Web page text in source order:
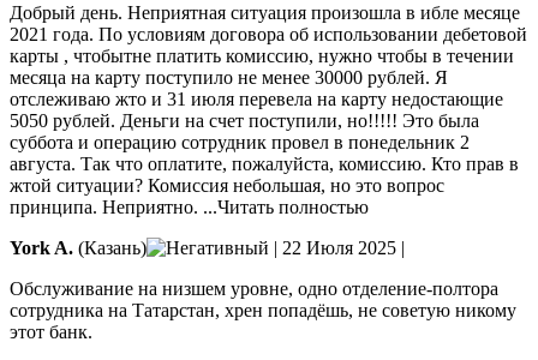
Добрый день. Неприятная ситуация произошла в ибле месяце
2021 года. По условиям договора об использовании дебетовой
карты , чтобытне платить комиссию, нужно чтобы в течении
месяца на карту поступило не менее 30000 рублей. Я
отслеживаю жто и 31 июля перевела на карту недостающие
5050 рублей. Деньги на счет поступили, но!!!!! Это была
суббота и операцию сотрудник провел в понедельник 2
августа. Так что оплатите, пожалуйста, комиссию. Кто прав в
жтой ситуации? Комиссия небольшая, но это вопрос
принципа. Неприятно. ...Читать полностью
York A. (Казань) | 22 Июля 2025 |
Обслуживание на низшем уровне, одно отделение-полтора
сотрудника на Татарстан, хрен попадёшь, не советую никому
этот банк.